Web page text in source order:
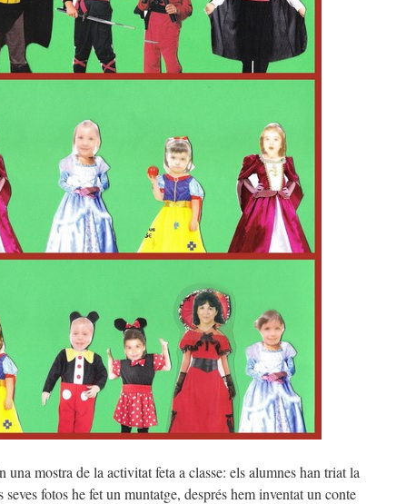
una mostra de la activitat feta a classe: els alumnes han triat la
seves fotos he fet un muntatge, després hem inventat un conte